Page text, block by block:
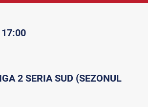
2 SERIA SUD (SEZONUL